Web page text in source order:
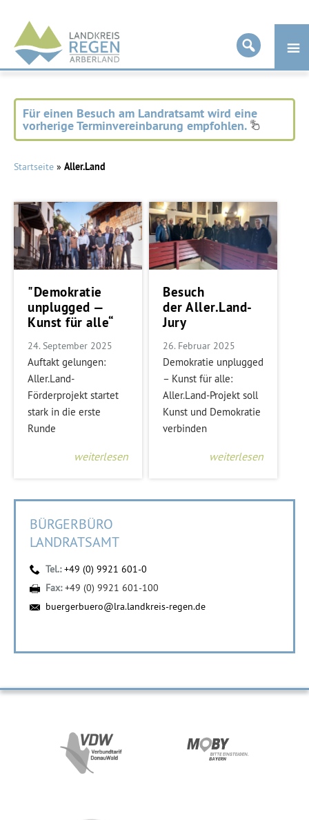
Landkreis
Regen
Für einen Besuch am Landratsamt wird eine
vorherige Terminvereinbarung empfohlen.
Startseite » Aller.Land
"Demokratie
unplugged —
Kunst für alle“
24. September 2025
Auftakt gelungen:
Aller.Land-
Förderprojekt startet
stark in die erste
Runde
weiterlesen
Besuch
der Aller.Land-
Jury
26. Februar 2025
Demokratie unplugged
– Kunst für alle:
Aller.Land-Projekt soll
Kunst und Demokratie
verbinden
weiterlesen
BÜRGERBÜRO
LANDRATSAMT
Tel.:+49 (0) 9921 601-0
Fax:+49 (0) 9921 601-100
buergerbuero@lra.landkreis-regen.de